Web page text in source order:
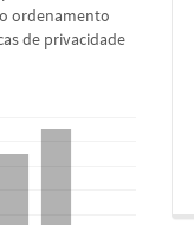
ordenamento
de privacidade